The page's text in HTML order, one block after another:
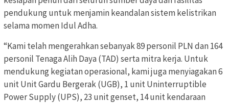
pendukung untuk menjamin keandalan sistem kelistrikan
selama momen Idul Adha.
“Kami telah mengerahkan sebanyak 89 personil PLN dan 164
personil Tenaga Alih Daya (TAD) serta mitra kerja. Untuk
mendukung kegiatan operasional, kami juga menyiagakan 6
unit Unit Gardu Bergerak (UGB), 1 unit Uninterruptible
Power Supply (UPS), 23 unit genset, 14 unit kendaraan